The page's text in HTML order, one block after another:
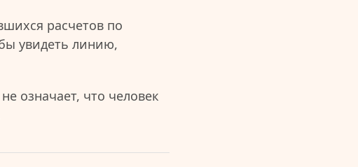
расчетов по
увидеть линию,
означает, что человек